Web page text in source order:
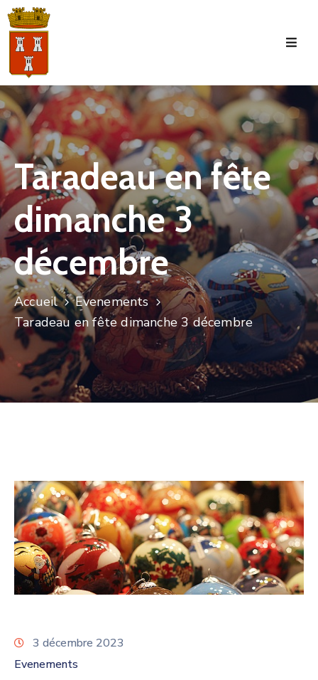
Accueil
La
Commune
Tourisme
Manifestations
Vie
Municipale
Services
Jeunesse
Taradeau en fête
dimanche 3
décembre
Accueil
Evenements
Taradeau en fête dimanche 3 décembre
3 décembre 2023
Evenements